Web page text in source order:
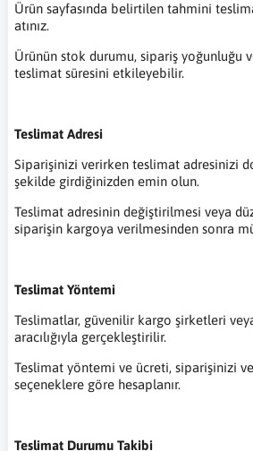
Ürün sayfasında belirtilen tahmini
atınız.
Ürünün stok durumu, sipariş yoğunluğu
teslimat süresini etkileyebilir.
Teslimat Adresi
Siparişinizi verirken teslimat adresinizi
şekilde girdiğinizden emin olun.
Teslimat adresinin değiştirilmesi veya
siparişin kargoya verilmesinden sonra
Teslimat Yöntemi
Teslimatlar, güvenilir kargo şirketleri
aracılığıyla gerçekleştirilir.
Teslimat yöntemi ve ücreti, siparişinizi
seçeneklere göre hesaplanır.
Teslimat Durumu Takibi